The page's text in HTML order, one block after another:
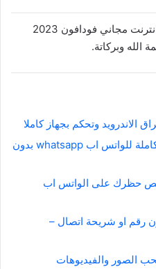
كدا انتهي مقال كود سري يمنحك انترنت مجاني فودافون 2023
طريقة وضع صورة شخصية كاملة للواتس اب whatsapp بدون
حظرك على الواتس اب
رقم او شريحة اتصال –
الصور والفيديوهات